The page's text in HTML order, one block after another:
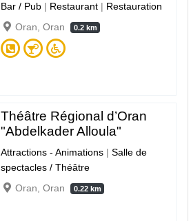
Bar / Pub | Restaurant | Restauration
Oran, Oran
0.2 km
Théâtre Régional d’Oran
"Abdelkader Alloula"
Attractions - Animations |Salle de
spectacles / Théâtre
Oran, Oran
0.22 km